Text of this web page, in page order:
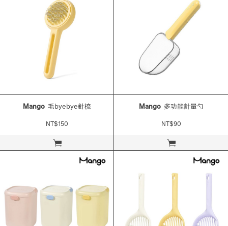
立即購買
Mango 毛byebye針梳
NT$150
立即購買
Mango 多功能計量勺
NT$90